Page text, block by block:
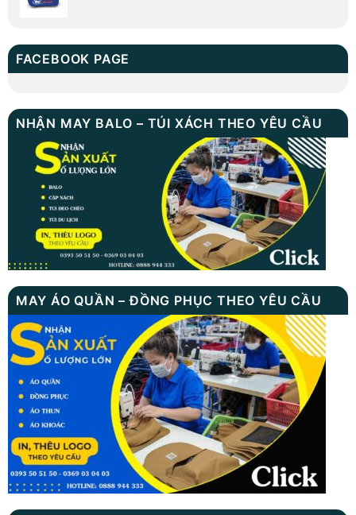
FACEBOOK PAGE
NHẬN MAY BALO – TÚI XÁCH THEO YÊU CẦU
MAY ÁO QUẦN – ĐỒNG PHỤC THEO YÊU CẦU